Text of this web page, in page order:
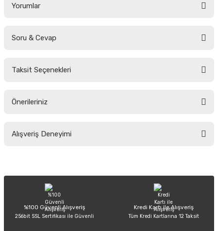
Yorumlar
Soru & Cevap
Taksit Seçenekleri
Önerileriniz
yetersiz gördüğünüz noktaları öneri formunu kullanarak tarafımıza
Ürün açıklamasında eksik bilgiler bulunuyor.
Ürün bilgilerinde hatalar bulunuyor.
Ürün fiyatı diğer sitelerden daha pahalı.
Alışveriş Deneyimi
Sitemize ilk yorumu siz yapın!
%100 Güvenli Alışveriş
256bit SSL Sertifikası ile Güvenli
Kredi Kartı ile Alışveriş
Tüm Kredi Kartlarına 12 Taksit